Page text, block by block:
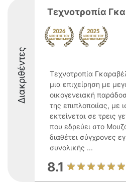
Διακριθέντες
Τεχνοτροπία
Τεχνοτροπία
μια επιχείρηση με
οικογενειακή
της επιπλοποιίας, με
εκτείνεται σε τρεις
που εδρεύει στο
διαθέτει σύγχρονες
συνολικής ...
8.1